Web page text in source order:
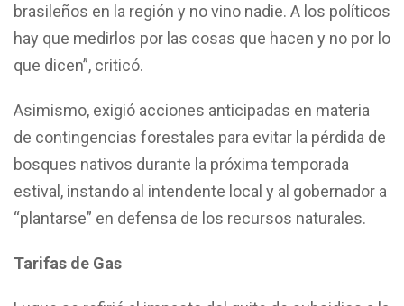
brasileños en la región y no vino nadie. A los políticos
hay que medirlos por las cosas que hacen y no por lo
que dicen”, criticó.
Asimismo, exigió acciones anticipadas en materia
de contingencias forestales para evitar la pérdida de
bosques nativos durante la próxima temporada
estival, instando al intendente local y al gobernador a
“plantarse” en defensa de los recursos naturales.
Tarifas de Gas